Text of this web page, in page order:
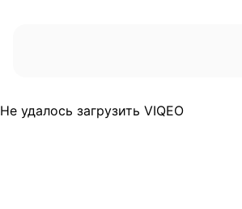
Не удалось загрузить VIQEO